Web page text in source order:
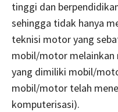
tinggi dan
sehingga tidak hanya
teknisi motor yang
mobil/motor melainkan
yang dimiliki mobil/
mobil/motor telah
komputerisasi).